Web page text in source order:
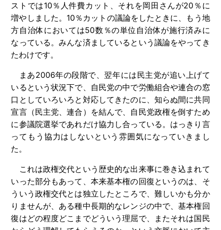
ストでは10 ％人件費カット、それを岡田さんが20 ％に
増やしました。 10 ％カットの議論をしたときに、もう地
方自治体においては50数％の単位自治体が施行済みに
なっている。みんな済ましているという議論をやってき
たわけです。
まあ2006年の段階で、翌年には民主党が追い上げて
いるという状況下で、自民党の中で労働組合や連合の窓
口としていろいろと対応してきたのに、知らぬ間に共同
宣言（民主党、連合）を結んで、自民党政権を倒すため
に参議院選挙であれだけ協力し合っている。はっきり言
ってもう協力はしないという雰囲気になっていきまし
た。
これは政権交代という歴史的な出来事に巻き込まれて
いった部分もあって、本来基本権の回復というのは、そ
ういう政権交代とは独立したところで、難しいかも分か
りませんが、ある種中長期的なレンジの中で、基本権回
復はどの程度どこまでどういう理屈で、またそれは国民